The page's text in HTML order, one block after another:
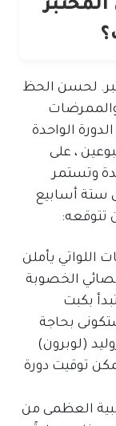
لحسن الحظ
الواحدة
، على
وتستمر
ستة أسابيع
تتوقعه:
اللواتي يأملن
الخصوبة
بكبت
بحاجة
(لوبرون)
توقيت دورة
العظمى من